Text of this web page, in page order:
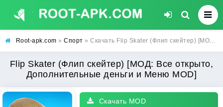
Root-apk.com » Спорт » Скачать Flip Skater (Флип скейтер) [МОД: Все открыто, Дополнительные деньги и Меню MOD] | Взлом Flip Skater на Андроид
Flip Skater (Флип скейтер) [МОД: Все открыто,
Дополнительные деньги и Меню MOD]
Скачать MOD